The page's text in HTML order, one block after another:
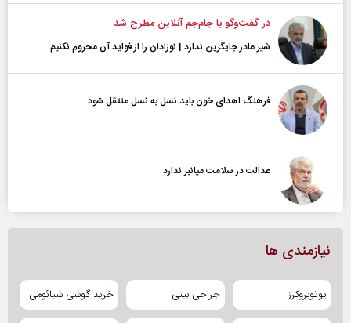
در گفت‌و‌گو با جام‌جم آنلاین مطرح شد
شیر مادر جایگزین ندارد | نوزادان را از فواید آن محروم نکنیم
فرهنگ اهدای خون باید نسل به نسل منتقل شود
عدالت در سلامت میانبر ندارد
نیازمندی ها
یوتوبروکرز جراحی بینی خرید گوشی شیائومی